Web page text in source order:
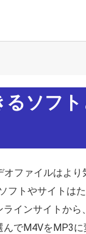
ソフ
ファイルはよ
フトやサイトは
インサイトから
でM4VをMP3に